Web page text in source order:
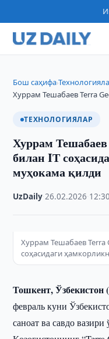
Бош саҳифа›
Хуррам Тешабаев Terra
ТЕХНОЛОГИЯЛАР
Хуррам
билан IТ
муҳокама қилди
UzDaily ·26.02.2026 12:30
Хуррам Тешабаев Terra
соҳасидаги
Тошкент,
февраль куни
саноат ва савдо